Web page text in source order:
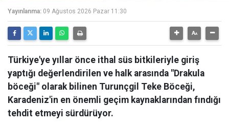
Yayınlanma: 09 Ağustos 2026 Pazar 11:30
Türkiye'ye yıllar önce ithal süs bitkileriyle giriş
yaptığı değerlendirilen ve halk arasında "Drakula
böceği" olarak bilinen Turunçgil Teke Böceği,
Karadeniz'in en önemli geçim kaynaklarından fındığı
tehdit etmeyi sürdürüyor.